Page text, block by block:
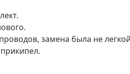
замена была не